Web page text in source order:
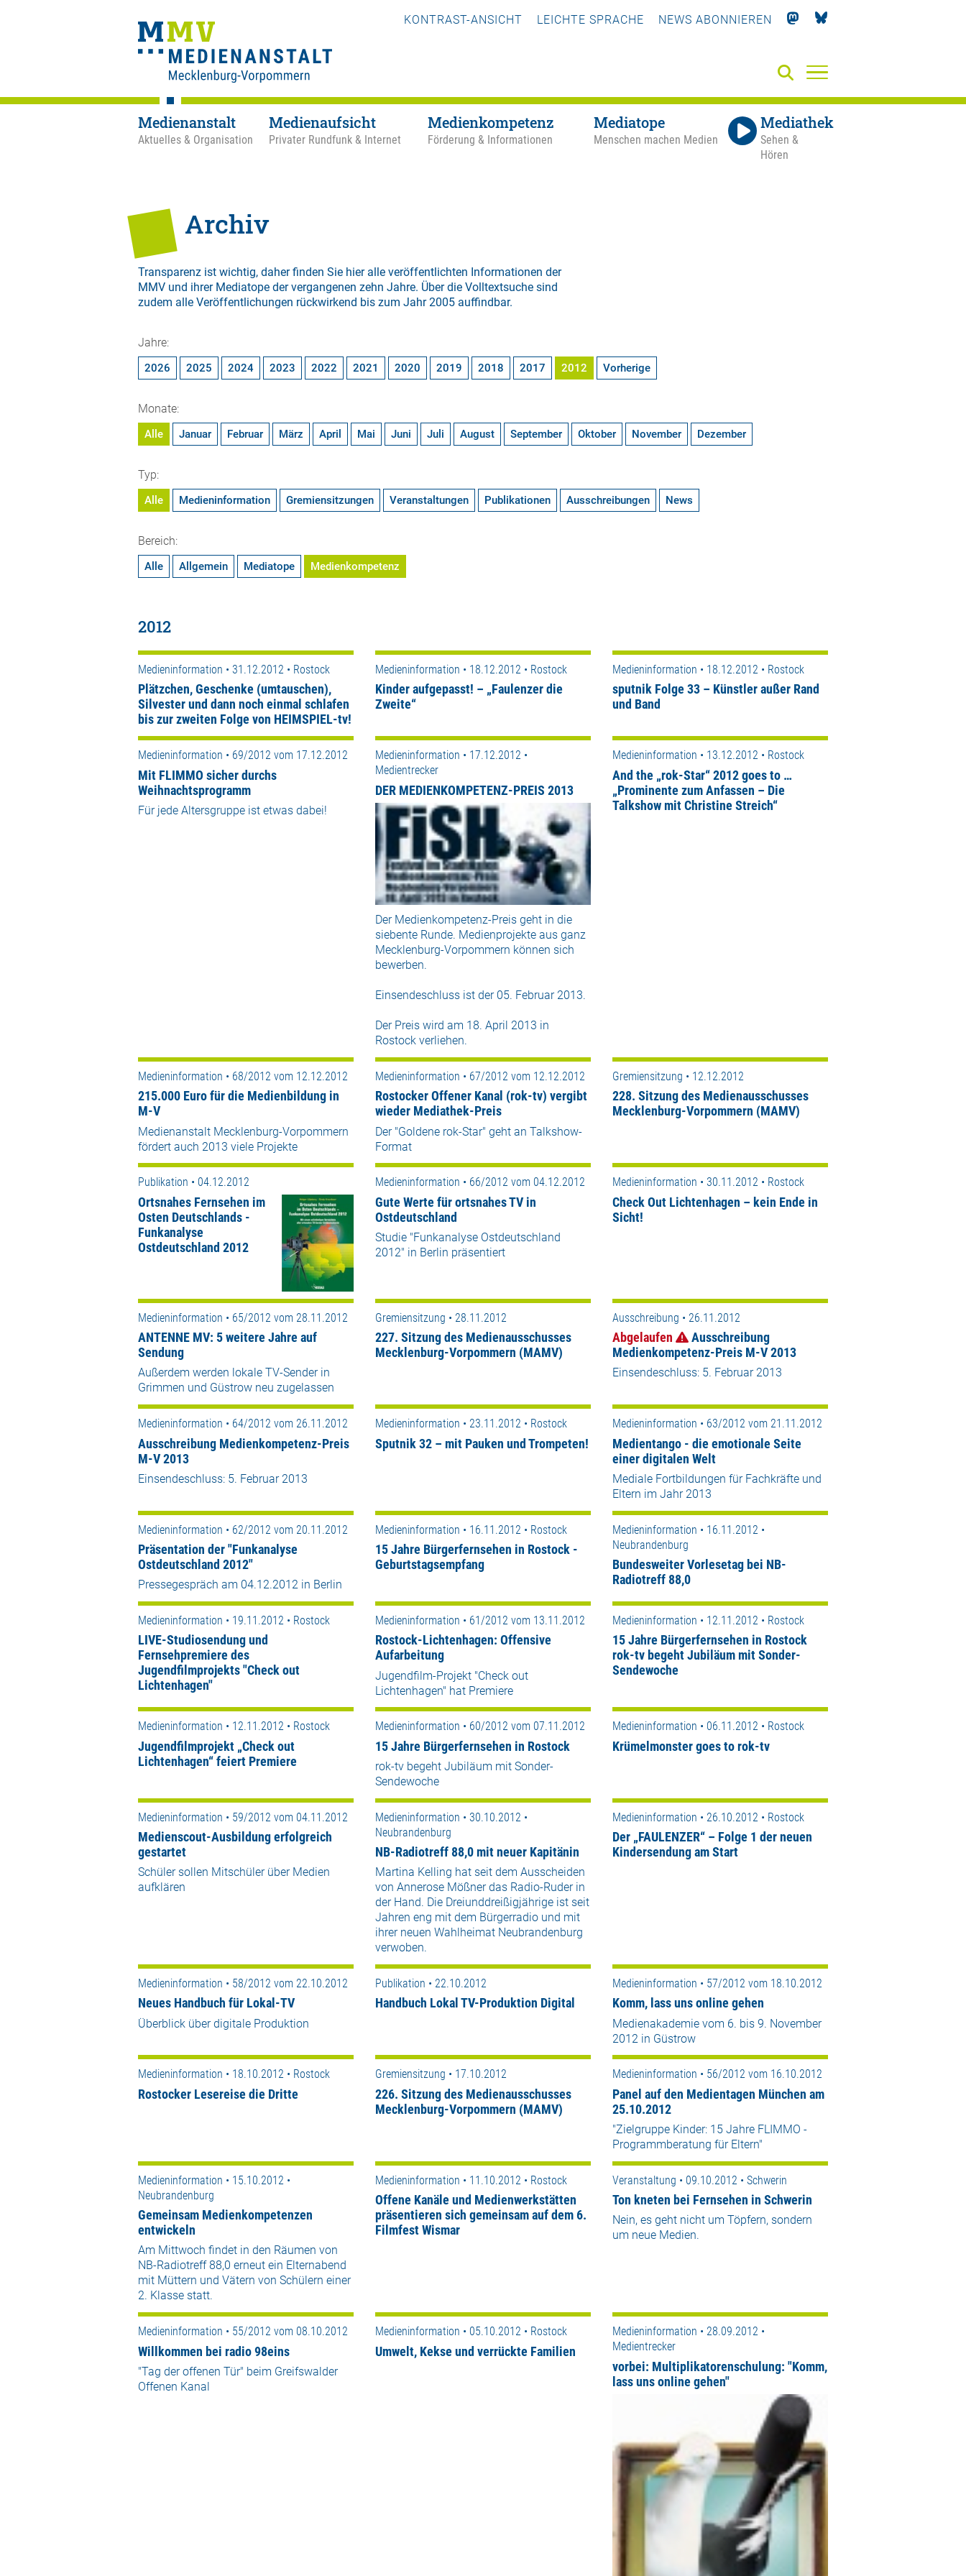
KONTRAST-ANSICHT LEICHTE SPRACHE NEWS ABONNIEREN
Medienanstalt
Aktuelles & Organisation
Medienaufsicht
Privater Rundfunk & Internet
Medienkompetenz
Förderung & Informationen
Mediatope
Menschen machen Medien
Mediathek
Sehen &
Hören
Archiv
Transparenz ist wichtig, daher finden Sie hier alle veröffentlichten Informationen der
MMV und ihrer Mediatope der vergangenen zehn Jahre. Über die Volltextsuche sind
zudem alle Veröffentlichungen rückwirkend bis zum Jahr 2005 auffindbar.
Jahre:
2026 2025 2024 2023 2022 2021 2020 2019 2018 2017 2012 Vorherige
Monate:
Alle Januar Februar März April Mai Juni Juli August September Oktober November Dezember
Typ:
Alle Medieninformation Gremiensitzungen Veranstaltungen Publikationen Ausschreibungen News
Bereich:
Alle Allgemein Mediatope Medienkompetenz
2012
Medieninformation • 31.12.2012 • Rostock
Plätzchen, Geschenke (umtauschen),
Silvester und dann noch einmal schlafen
bis zur zweiten Folge von HEIMSPIEL-tv!
Medieninformation • 18.12.2012 • Rostock
Kinder aufgepasst! – „Faulenzer die
Zweite“
Medieninformation • 18.12.2012 • Rostock
sputnik Folge 33 – Künstler außer Rand
und Band
Medieninformation • 69/2012 vom 17.12.2012
Mit FLIMMO sicher durchs
Weihnachtsprogramm
Für jede Altersgruppe ist etwas dabei!
Medieninformation • 17.12.2012 •
Medientrecker
DER MEDIENKOMPETENZ-PREIS 2013
Der Medienkompetenz-Preis geht in die
siebente Runde. Medienprojekte aus ganz
Mecklenburg-Vorpommern können sich
bewerben.
Einsendeschluss ist der 05. Februar 2013.
Der Preis wird am 18. April 2013 in
Rostock verliehen.
Medieninformation • 13.12.2012 • Rostock
And the „rok-Star“ 2012 goes to …
„Prominente zum Anfassen – Die
Talkshow mit Christine Streich“
Medieninformation • 68/2012 vom 12.12.2012
215.000 Euro für die Medienbildung in
M-V
Medienanstalt Mecklenburg-Vorpommern
fördert auch 2013 viele Projekte
Medieninformation • 67/2012 vom 12.12.2012
Rostocker Offener Kanal (rok-tv) vergibt
wieder Mediathek-Preis
Der "Goldene rok-Star" geht an Talkshow-
Format
Gremiensitzung • 12.12.2012
228. Sitzung des Medienausschusses
Mecklenburg-Vorpommern (MAMV)
Publikation • 04.12.2012
Ortsnahes Fernsehen im
Osten Deutschlands -
Funkanalyse
Ostdeutschland 2012
Medieninformation • 66/2012 vom 04.12.2012
Gute Werte für ortsnahes TV in
Ostdeutschland
Studie "Funkanalyse Ostdeutschland
2012" in Berlin präsentiert
Medieninformation • 30.11.2012 • Rostock
Check Out Lichtenhagen – kein Ende in
Sicht!
Medieninformation • 65/2012 vom 28.11.2012
ANTENNE MV: 5 weitere Jahre auf
Sendung
Außerdem werden lokale TV-Sender in
Grimmen und Güstrow neu zugelassen
Gremiensitzung • 28.11.2012
227. Sitzung des Medienausschusses
Mecklenburg-Vorpommern (MAMV)
Ausschreibung • 26.11.2012
Abgelaufen
Ausschreibung
Medienkompetenz-Preis M-V 2013
Einsendeschluss: 5. Februar 2013
Medieninformation • 64/2012 vom 26.11.2012
Ausschreibung Medienkompetenz-Preis
M-V 2013
Einsendeschluss: 5. Februar 2013
Medieninformation • 23.11.2012 • Rostock
Sputnik 32 – mit Pauken und Trompeten!
Medieninformation • 63/2012 vom 21.11.2012
Medientango - die emotionale Seite
einer digitalen Welt
Mediale Fortbildungen für Fachkräfte und
Eltern im Jahr 2013
Medieninformation • 62/2012 vom 20.11.2012
Präsentation der "Funkanalyse
Ostdeutschland 2012"
Pressegespräch am 04.12.2012 in Berlin
Medieninformation • 16.11.2012 • Rostock
15 Jahre Bürgerfernsehen in Rostock -
Geburtstagsempfang
Medieninformation • 16.11.2012 •
Neubrandenburg
Bundesweiter Vorlesetag bei NB-
Radiotreff 88,0
Medieninformation • 19.11.2012 • Rostock
LIVE-Studiosendung und
Fernsehpremiere des
Jugendfilmprojekts "Check out
Lichtenhagen"
Medieninformation • 61/2012 vom 13.11.2012
Rostock-Lichtenhagen: Offensive
Aufarbeitung
Jugendfilm-Projekt "Check out
Lichtenhagen" hat Premiere
Medieninformation • 12.11.2012 • Rostock
15 Jahre Bürgerfernsehen in Rostock
rok-tv begeht Jubiläum mit Sonder-
Sendewoche
Medieninformation • 12.11.2012 • Rostock
Jugendfilmprojekt „Check out
Lichtenhagen“ feiert Premiere
Medieninformation • 60/2012 vom 07.11.2012
15 Jahre Bürgerfernsehen in Rostock
rok-tv begeht Jubiläum mit Sonder-
Sendewoche
Medieninformation • 06.11.2012 • Rostock
Krümelmonster goes to rok-tv
Medieninformation • 59/2012 vom 04.11.2012
Medienscout-Ausbildung erfolgreich
gestartet
Schüler sollen Mitschüler über Medien
aufklären
Medieninformation • 30.10.2012 •
Neubrandenburg
NB-Radiotreff 88,0 mit neuer Kapitänin
Martina Kelling hat seit dem Ausscheiden
von Annerose Mößner das Radio-Ruder in
der Hand. Die Dreiunddreißigjährige ist seit
Jahren eng mit dem Bürgerradio und mit
ihrer neuen Wahlheimat Neubrandenburg
verwoben.
Medieninformation • 26.10.2012 • Rostock
Der „FAULENZER“ – Folge 1 der neuen
Kindersendung am Start
Medieninformation • 58/2012 vom 22.10.2012
Neues Handbuch für Lokal-TV
Überblick über digitale Produktion
Publikation • 22.10.2012
Handbuch Lokal TV-Produktion Digital
Medieninformation • 57/2012 vom 18.10.2012
Komm, lass uns online gehen
Medienakademie vom 6. bis 9. November
2012 in Güstrow
Medieninformation • 18.10.2012 • Rostock
Rostocker Lesereise die Dritte
Gremiensitzung • 17.10.2012
226. Sitzung des Medienausschusses
Mecklenburg-Vorpommern (MAMV)
Medieninformation • 56/2012 vom 16.10.2012
Panel auf den Medientagen München am
25.10.2012
"Zielgruppe Kinder: 15 Jahre FLIMMO -
Programmberatung für Eltern"
Medieninformation • 15.10.2012 •
Neubrandenburg
Gemeinsam Medienkompetenzen
entwickeln
Am Mittwoch findet in den Räumen von
NB-Radiotreff 88,0 erneut ein Elternabend
mit Müttern und Vätern von Schülern einer
2. Klasse statt.
Medieninformation • 11.10.2012 • Rostock
Offene Kanäle und Medienwerkstätten
präsentieren sich gemeinsam auf dem 6.
Filmfest Wismar
Veranstaltung • 09.10.2012 • Schwerin
Ton kneten bei Fernsehen in Schwerin
Nein, es geht nicht um Töpfern, sondern
um neue Medien.
Medieninformation • 55/2012 vom 08.10.2012
Willkommen bei radio 98eins
"Tag der offenen Tür" beim Greifswalder
Offenen Kanal
Medieninformation • 05.10.2012 • Rostock
Umwelt, Kekse und verrückte Familien
Medieninformation • 28.09.2012 •
Medientrecker
vorbei: Multiplikatorenschulung: "Komm,
lass uns online gehen"